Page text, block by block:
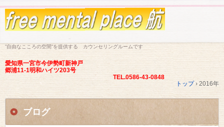
”自由なこころの空間”を提供する カウンセリングルームです
愛知県一宮市今伊勢町新神戸
郷浦11-1明和ハイツ203号
TEL.0586-43-0848
トップ› 2016年
ブログ